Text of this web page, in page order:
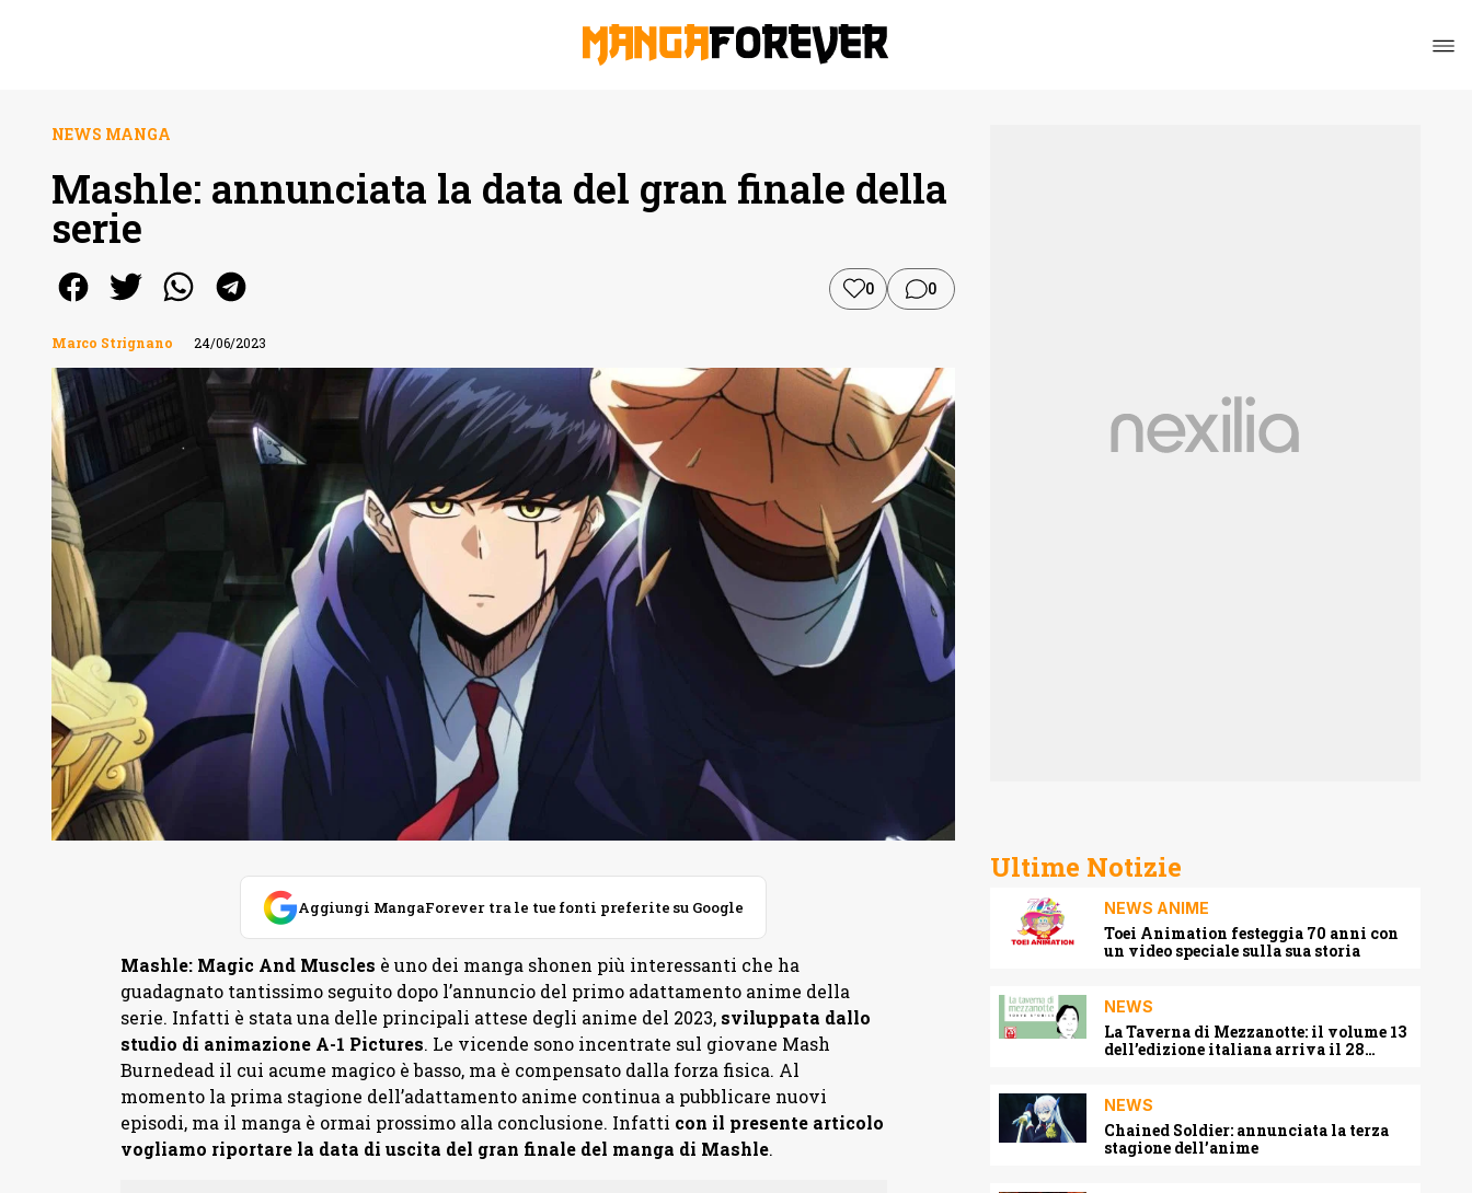
NEWS MANGA
Mashle: annunciata la data del gran finale della
serie
0 0
Marco Strignano 24/06/2023
Aggiungi MangaForever tra le tue fonti preferite su Google
Mashle: Magic And Muscles è uno dei manga shonen più interessanti che ha
guadagnato tantissimo seguito dopo l’annuncio del primo adattamento anime della
serie. Infatti è stata una delle principali attese degli anime del 2023, sviluppata dallo
studio di animazione A-1 Pictures. Le vicende sono incentrate sul giovane Mash
Burnedead il cui acume magico è basso, ma è compensato dalla forza fisica. Al
momento la prima stagione dell’adattamento anime continua a pubblicare nuovi
episodi, ma il manga è ormai prossimo alla conclusione. Infatti con il presente articolo
vogliamo riportare la data di uscita del gran finale del manga di Mashle.
Ultime Notizie
NEWS ANIME
Toei Animation festeggia 70 anni con
un video speciale sulla sua storia
NEWS
La Taverna di Mezzanotte: il volume 13
dell’edizione italiana arriva il 28
NEWS
Chained Soldier: annunciata la terza
stagione dell’anime